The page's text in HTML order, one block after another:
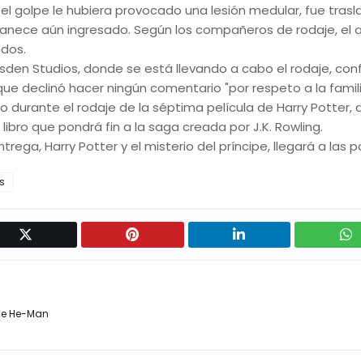
golpe le hubiera provocado una lesión medular, fue
aún ingresado. Según los compañeros de rodaje, el
Studios, donde se está llevando a cabo el rodaje,
declinó hacer ningún comentario "por respeto a la
durante el rodaje de la séptima película de Harry Potter,
que pondrá fin a la saga creada por J.K. Rowling.
Harry Potter y el misterio del príncipe, llegará a las
He-Man